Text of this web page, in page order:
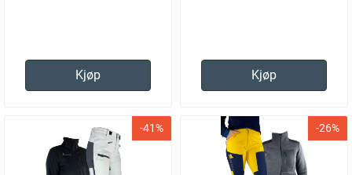
Kjøp Kjøp
-41% -26%